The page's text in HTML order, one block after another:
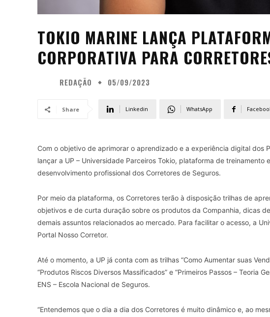
TOKIO MARINE LANÇA
CORPORATIVA PARA
REDAÇÃO 05/09/2023
Share Linkedin WhatsApp
Com o objetivo de aprimorar o aprendizado e a experiência digital dos
lançar a UP – Universidade Parceiros Tokio, plataforma de
desenvolvimento profissional dos Corretores de Seguros.
Por meio da plataforma, os Corretores terão à disposição trilhas de
objetivos e de curta duração sobre os produtos da Companhia, dicas
demais assuntos relacionados ao mercado. Para facilitar o acesso, a
Portal Nosso Corretor.
Até o momento, a UP já conta com as trilhas “Como Aumentar suas
“Produtos Riscos Diversos Massificados” e “Primeiros Passos – Teoria
ENS – Escola Nacional de Seguros.
“Entendemos que o dia a dia dos Corretores é muito dinâmico e, ao